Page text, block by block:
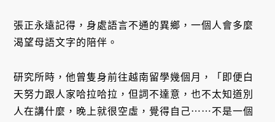
張正永遠記得，身處語言不通的異鄉，一個人會多麼
渴望母語文字的陪伴。
研究所時，他曾隻身前往越南留學幾個月，「即便白
天努力跟人家哈拉哈拉，但詞不達意，也不太知道別
人在講什麼，晚上就很空虛，覺得自己⋯⋯不是一個